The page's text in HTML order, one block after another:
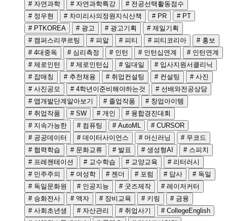
# 자연과학
# 자연과학특강
# 전공선택활동점수
# 정우현
# 차미리사의정원지식산책 # PR
# PT
# PTKOREA
# 광고 # 광고기획
# 제일기획
# 캠퍼스리쿠르팅
# 피알 # 피티 # 피티코리아
# 홍보
# 4대중독
# 심리측정 # 인턴 # 인턴십연계
# 인턴연계
# 제로인턴
# 제로인턴십 # 일대일
# 입사지원서클리닉
# 잡매칭
# 추천채용 # 취업컨설팅 # 컨설팅
# 사진
# 사진공모
# 4학년이준비해야하는것
# 선배와전공상담
# 앱개발단계알아보기
# 졸업작품
# 창업아이템
# 취업작품
# SW # 개인
# 융합경진대회
# 지속가능한
# 컴퓨팅 # AutoML
# CURSOR
# 공공데이터
# 데이터사이언스 # 머신러닝
# 무코드
# 협력학습
# 문화교류 # 발표 # 생성형AI
# 스피치
# 프레젠테이션
# 교수학습 # 교양교육
# 리터러시
# 민주주의
# 여성학 # 젠더 # 포럼 # 답사
# 독일
# 독일문화원
# 인공지능 # 굿즈제작
# 레이저커터
# 승화전사
# 액자 # 장비교육 # 키링
# 금융
# 사회초년생
# 자산관리 # 취업사기
# CollegeEnglish